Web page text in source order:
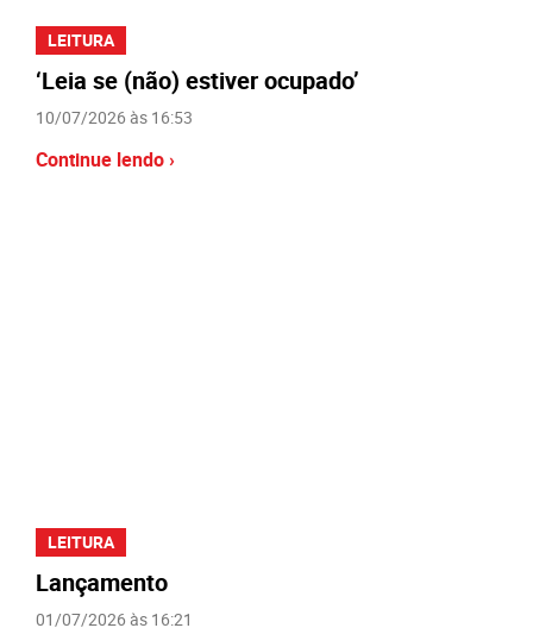
LEITURA
‘Leia se (não) estiver ocupado’
10/07/2026 às 16:53
Continue lendo ›
LEITURA
Lançamento
01/07/2026 às 16:21